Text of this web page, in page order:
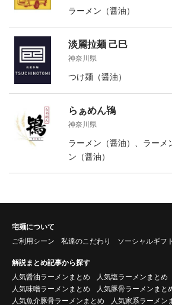
ラーメン（醤油）
淡麗拉麺 己巳
神奈川県
つけ麺（醤油）
らぁめん鴇
神奈川県
ラーメン（醤油）、ラーメ
ン（醤油）
宅麺について
ご利用シーン
私達のこだわり ソーシャルギフト
解説まとめ記事から探す
人気醤油ラーメンまとめ
人気塩ラーメンまとめ
人気味噌ラーメンまとめ
人気豚骨ラーメンまと
人気魚介豚骨ラーメンまとめ
人気家系ラーメン